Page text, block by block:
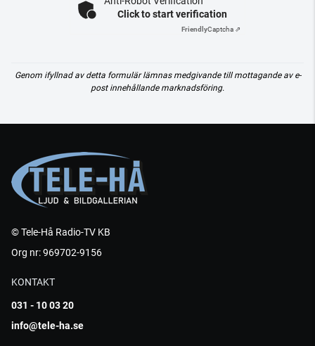
Click to start verification
FriendlyCaptcha ⇗
Genom ifyllnad av detta formulär lämnas medgivande till mottagande av e-
post innehållande marknadsföring.
© Tele-Hå Radio-TV KB
Org nr: 969702-9156
KONTAKT
031 - 10 03 20
info@tele-ha.se